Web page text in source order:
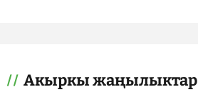
Акыркы жаңылыктар